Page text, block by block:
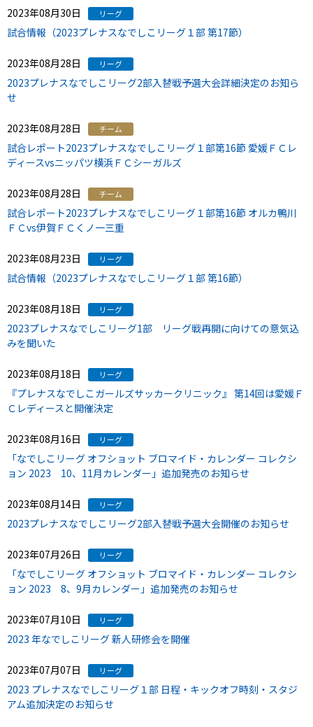
2023年08月30日 リーグ
試合情報（2023プレナスなでしこリーグ１部 第17節）
2023年08月28日 リーグ
2023プレナスなでしこリーグ2部入替戦予選大会詳細決定のお知ら
せ
2023年08月28日 チーム
試合レポート2023プレナスなでしこリーグ１部第16節 愛媛ＦＣレ
ディースvsニッパツ横浜ＦＣシーガルズ
2023年08月28日 チーム
試合レポート2023プレナスなでしこリーグ１部第16節 オルカ鴨川
ＦＣvs伊賀ＦＣくノ一三重
2023年08月23日 リーグ
試合情報（2023プレナスなでしこリーグ１部 第16節）
2023年08月18日 リーグ
2023プレナスなでしこリーグ1部 リーグ戦再開に向けての意気込
みを聞いた
2023年08月18日 リーグ
『プレナスなでしこガールズサッカークリニック』 第14回は愛媛Ｆ
Ｃレディースと開催決定
2023年08月16日 リーグ
「なでしこリーグ オフショット ブロマイド・カレンダー コレクシ
ョン 2023 10、11月カレンダー」追加発売のお知らせ
2023年08月14日 リーグ
2023プレナスなでしこリーグ2部入替戦予選大会開催のお知らせ
2023年07月26日 リーグ
「なでしこリーグ オフショット ブロマイド・カレンダー コレクシ
ョン 2023 8、9月カレンダー」追加発売のお知らせ
2023年07月10日 リーグ
2023 年なでしこリーグ 新人研修会を開催
2023年07月07日 リーグ
2023 プレナスなでしこリーグ１部 日程・キックオフ時刻・スタジ
アム追加決定のお知らせ